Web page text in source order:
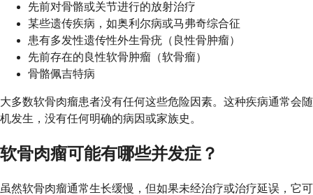
先前对骨骼或关节进行的放射治疗
某些遗传疾病，如奥利尔病或马弗奇综合征
患有多发性遗传性外生骨疣（良性骨肿瘤）
先前存在的良性软骨肿瘤（软骨瘤）
骨骼佩吉特病
大多数软骨肉瘤患者没有任何这些危险因素。这种疾病通常会随
机发生，没有任何明确的病因或家族史。
软骨肉瘤可能有哪些并发症？
虽然软骨肉瘤通常生长缓慢，但如果未经治疗或治疗延误，它可